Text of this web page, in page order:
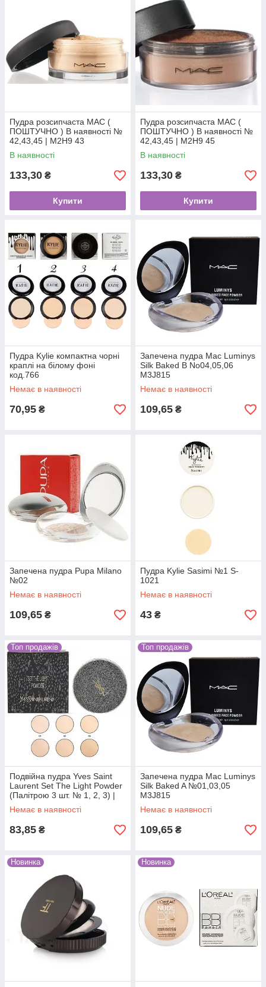
Пудра розсипчаста МАС (
ПОШТУЧНО ) В наявності №
42,43,45 | M2H9 43
В наявності
133,30 ₴
Купити
Пудра розсипчаста МАС (
ПОШТУЧНО ) В наявності №
42,43,45 | M2H9 45
В наявності
133,30 ₴
Купити
Пудра Kylie компактна чорні
краплі на білому фоні
код.766
Немає в наявності
70,95 ₴
Запечена пудра Mac Luminys
Silk Baked B No04,05,06
M3J815
Немає в наявності
109,65 ₴
Запечена пудра Pupa Milano
№02
Немає в наявності
109,65 ₴
Пудра Kylie Sasimi №1 S-
1021
Немає в наявності
43 ₴
Топ продажів
Подвійна пудра Yves Saint
Laurent Set The Light Powder
(Палітрою 3 шт. № 1, 2, 3) |
143
Немає в наявності
83,85 ₴
Топ продажів
Запечена пудра Mac Luminys
Silk Baked A №01,03,05
M3J815
Немає в наявності
109,65 ₴
Новинка Новинка